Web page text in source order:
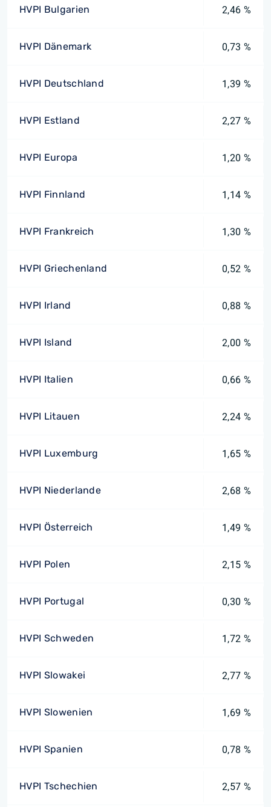
HVPI Bulgarien 2,46 %
HVPI Dänemark 0,73 %
HVPI Deutschland 1,39 %
HVPI Estland 2,27 %
HVPI Europa 1,20 %
HVPI Finnland 1,14 %
HVPI Frankreich 1,30 %
HVPI Griechenland 0,52 %
HVPI Irland 0,88 %
HVPI Island 2,00 %
HVPI Italien 0,66 %
HVPI Litauen 2,24 %
HVPI Luxemburg 1,65 %
HVPI Niederlande 2,68 %
HVPI Österreich 1,49 %
HVPI Polen 2,15 %
HVPI Portugal 0,30 %
HVPI Schweden 1,72 %
HVPI Slowakei 2,77 %
HVPI Slowenien 1,69 %
HVPI Spanien 0,78 %
HVPI Tschechien 2,57 %